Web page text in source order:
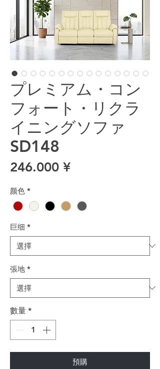
プレミアム・コン
フォート・リクラ
イニングソファ
SD148
246.000 ¥價格
颜色 *
巨细 *
張地 *
數量 *
預購